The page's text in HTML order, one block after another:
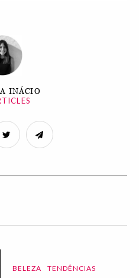
INÁCIO
BELEZA TENDÊNCIAS